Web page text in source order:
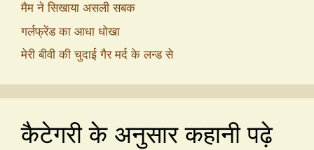
मैम ने सिखाया असली सबक
गर्लफ्रेंड का आधा धोखा
मेरी बीवी की चुदाई गैर मर्द के लन्ड से
कैटेगरी के अनुसार कहानी पढ़े